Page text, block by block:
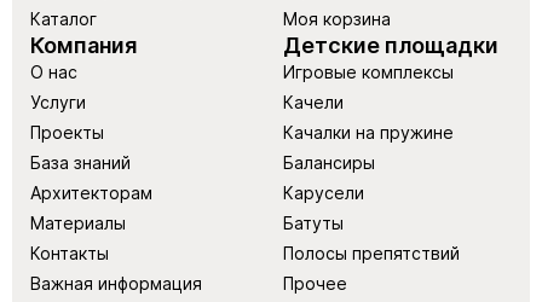
Каталог
Моя корзина
Компания
О нас
Услуги
Проекты
База знаний
Архитекторам
Материалы
Контакты
Важная информация
Детские площадки
Игровые комплексы
Качели
Качалки на пружине
Балансиры
Карусели
Батуты
Полосы препятствий
Прочее